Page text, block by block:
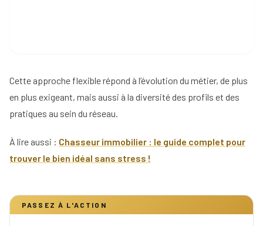
Cette approche flexible répond à l’évolution du métier, de plus
en plus exigeant, mais aussi à la diversité des profils et des
pratiques au sein du réseau.
À lire aussi : Chasseur immobilier : le guide complet pour
trouver le bien idéal sans stress !
PASSEZ À L'ACTION